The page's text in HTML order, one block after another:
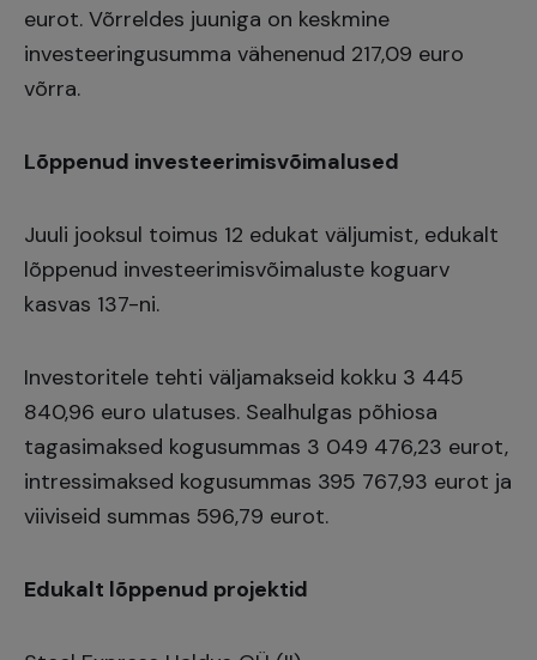
eurot. Võrreldes juuniga on keskmine
investeeringusumma vähenenud 217,09 euro
võrra.
Lõppenud investeerimisvõimalused
Juuli jooksul toimus 12 edukat väljumist, edukalt
lõppenud investeerimisvõimaluste koguarv
kasvas 137-ni.
Investoritele tehti väljamakseid kokku 3 445
840,96 euro ulatuses. Sealhulgas põhiosa
tagasimaksed kogusummas 3 049 476,23 eurot,
intressimaksed kogusummas 395 767,93 eurot ja
viiviseid summas 596,79 eurot.
Edukalt lõppenud projektid